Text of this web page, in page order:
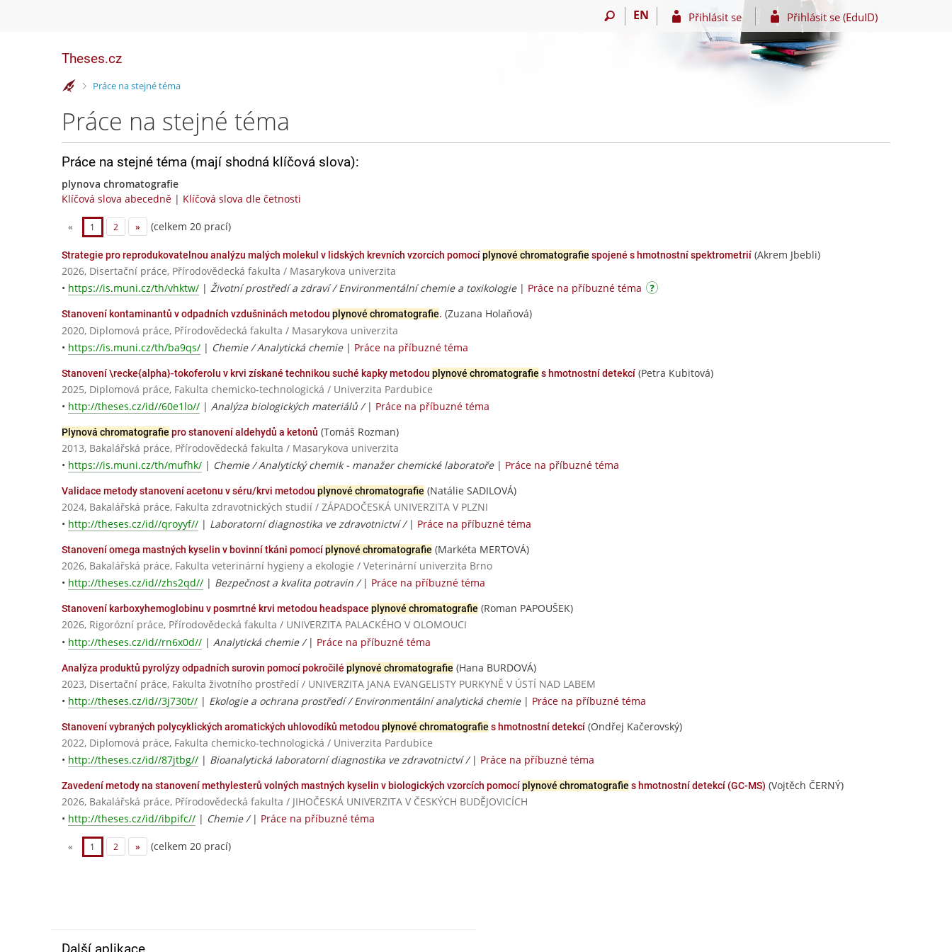
EN Přihlásit se Přihlásit se (EduID)
Theses.cz
>Práce na stejné téma
Práce na stejné téma
Práce na stejné téma (mají shodná klíčová slova):
plynova chromatografie
Klíčová slova abecedně | Klíčová slova dle četnosti
« 1 2 » (celkem 20 prací)
Strategie pro reprodukovatelnou analýzu malých molekul v lidských krevních vzorcích pomocíplynové chromatografie spojené s hmotnostní spektrometrií (Akrem Jbebli)
2026, Disertační práce, Přírodovědecká fakulta / Masarykova univerzita
• https://is.muni.cz/th/vhktw/ | Životní prostředí a zdraví / Environmentální chemie a toxikologie| Práce na příbuzné téma
Stanovení kontaminantů v odpadních vzdušninách metodou plynové chromatografie. (Zuzana Holaňová)
2020, Diplomová práce, Přírodovědecká fakulta / Masarykova univerzita
• https://is.muni.cz/th/ba9qs/ | Chemie / Analytická chemie| Práce na příbuzné téma
Stanovení \recke{alpha}-tokoferolu v krvi získané technikou suché kapky metodou plynové chromatografie s hmotnostní detekcí (Petra Kubitová)
2025, Diplomová práce, Fakulta chemicko-technologická / Univerzita Pardubice
• http://theses.cz/id//60e1lo// | Analýza biologických materiálů / | Práce na příbuzné téma
Plynová chromatografie pro stanovení aldehydů a ketonů (Tomáš Rozman)
2013, Bakalářská práce, Přírodovědecká fakulta / Masarykova univerzita
• https://is.muni.cz/th/mufhk/ | Chemie / Analytický chemik - manažer chemické laboratoře| Práce na příbuzné téma
Validace metody stanovení acetonu v séru/krvi metodou plynové chromatografie (Natálie SADILOVÁ)
2024, Bakalářská práce, Fakulta zdravotnických studií / ZÁPADOČESKÁ UNIVERZITA V PLZNI
• http://theses.cz/id//qroyyf// | Laboratorní diagnostika ve zdravotnictví / | Práce na příbuzné téma
Stanovení omega mastných kyselin v bovinní tkáni pomocíplynové chromatografie (Markéta MERTOVÁ)
2026, Bakalářská práce, Fakulta veterinární hygieny a ekologie / Veterinární univerzita Brno
• http://theses.cz/id//zhs2qd// | Bezpečnost a kvalita potravin / | Práce na příbuzné téma
Stanovení karboxyhemoglobinu v posmrtné krvi metodou headspace plynové chromatografie (Roman PAPOUŠEK)
2026, Rigorózní práce, Přírodovědecká fakulta / UNIVERZITA PALACKÉHO V OLOMOUCI
• http://theses.cz/id//rn6x0d// | Analytická chemie / | Práce na příbuzné téma
Analýza produktů pyrolýzy odpadních surovin pomocí pokročilé plynové chromatografie (Hana BURDOVÁ)
2023, Disertační práce, Fakulta životního prostředí / UNIVERZITA JANA EVANGELISTY PURKYNĚ V ÚSTÍ NAD LABEM
• http://theses.cz/id//3j730t// | Ekologie a ochrana prostředí / Environmentální analytická chemie| Práce na příbuzné téma
Stanovení vybraných polycyklických aromatických uhlovodíků metodou plynové chromatografie s hmotnostní detekcí (Ondřej Kačerovský)
2022, Diplomová práce, Fakulta chemicko-technologická / Univerzita Pardubice
• http://theses.cz/id//87jtbg// | Bioanalytická laboratorní diagnostika ve zdravotnictví / | Práce na příbuzné téma
Zavedení metody na stanovení methylesterů volných mastných kyselin v biologických vzorcích pomocíplynové chromatografie s hmotnostní detekcí (GC-MS) (Vojtěch ČERNÝ)
2026, Bakalářská práce, Přírodovědecká fakulta / JIHOČESKÁ UNIVERZITA V ČESKÝCH BUDĚJOVICÍCH
• http://theses.cz/id//ibpifc// | Chemie / | Práce na příbuzné téma
« 1 2 » (celkem 20 prací)